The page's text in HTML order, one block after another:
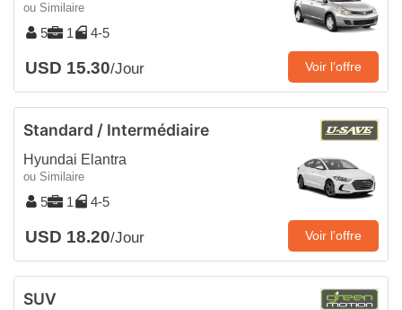
ou Similaire
5 1 4-5
USD 15.30/Jour Voir l’offre
Standard / Intermédiaire
Hyundai Elantra
ou Similaire
5 1 4-5
USD 18.20/Jour Voir l’offre
SUV